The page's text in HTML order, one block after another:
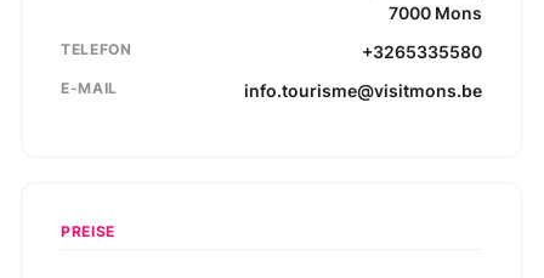
7000 Mons
TELEFON +3265335580
E-MAIL info.tourisme@visitmons.be
PREISE